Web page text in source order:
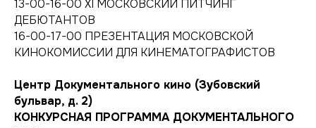
13-00-16-00 ХI МОСКОВСКИЙ ПИТЧИНГ
ДЕБЮТАНТОВ
16-00-17-00 ПРЕЗЕНТАЦИЯ МОСКОВСКОЙ
КИНОКОМИССИИ ДЛЯ КИНЕМАТОГРАФИСТОВ
Центр Документального кино (Зубовский
бульвар, д. 2)
КОНКУРСНАЯ ПРОГРАММА ДОКУМЕНТАЛЬНОГО